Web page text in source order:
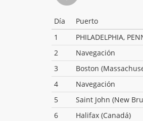
Día Puerto
1
PHILADELPHIA,
2
Navegación
3
Boston
4
Navegación
5
Saint John (New
6
Halifax (Canadá)